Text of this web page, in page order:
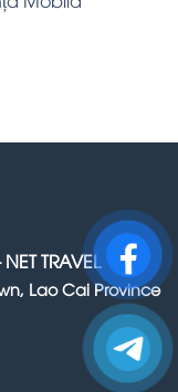
NET TRAVEL
Lao Cai Province